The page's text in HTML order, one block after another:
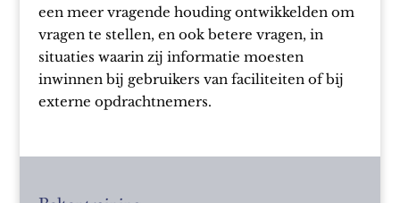
een meer vragende houding ontwikkelden om
vragen te stellen, en ook betere vragen, in
situaties waarin zij informatie moesten
inwinnen bij gebruikers van faciliteiten of bij
externe opdrachtnemers.